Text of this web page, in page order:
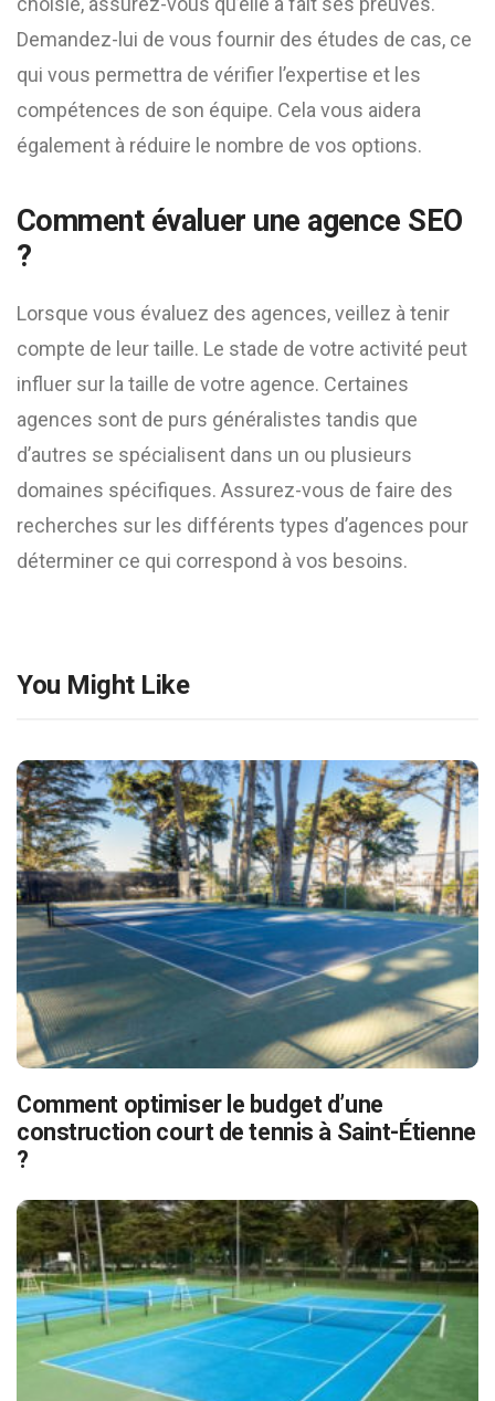
Demandez-lui de vous fournir des études de cas, ce
qui vous permettra de vérifier l’expertise et les
compétences de son équipe. Cela vous aidera
également à réduire le nombre de vos options.
Comment évaluer une agence SEO
?
Lorsque vous évaluez des agences, veillez à tenir
compte de leur taille. Le stade de votre activité peut
influer sur la taille de votre agence. Certaines
agences sont de purs généralistes tandis que
d’autres se spécialisent dans un ou plusieurs
domaines spécifiques. Assurez-vous de faire des
recherches sur les différents types d’agences pour
déterminer ce qui correspond à vos besoins.
You Might Like
Comment optimiser le budget d’une
construction court de tennis à Saint-Étienne
?